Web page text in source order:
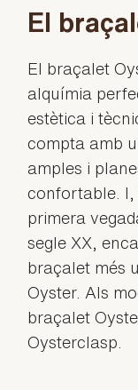
El
El braçalet
alquímia
estètica i
compta amb
amples i
confortable. I,
primera
segle XX,
braçalet més
Oyster. Als
braçalet
Oysterclasp.